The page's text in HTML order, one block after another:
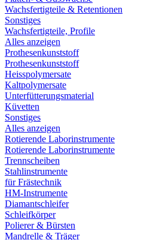
Wachsfertigteile & Retentionen
Sonstiges
Wachsfertigteile, Profile
Alles anzeigen
Prothesenkunststoff
Prothesenkunststoff
Heisspolymersate
Kaltpolymersate
Unterfütterungsmaterial
Küvetten
Sonstiges
Alles anzeigen
Rotierende Laborinstrumente
Rotierende Laborinstrumente
Trennscheiben
Stahlinstrumente
für Frästechnik
HM-Instrumente
Diamantschleifer
Schleifkörper
Polierer & Bürsten
Mandrelle & Träger